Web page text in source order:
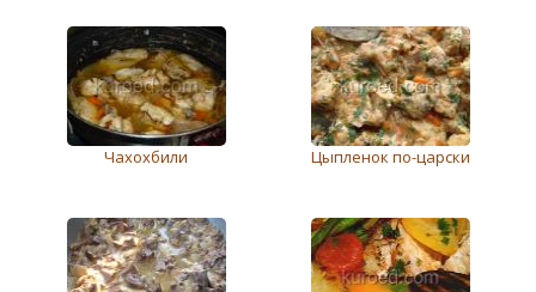
Чахохбили Цыпленок по-царски